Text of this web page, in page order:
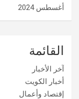
أغسطس 2024
القائمة
آخر الأخبار
أخبار الكويت
إقتصاد وأعمال